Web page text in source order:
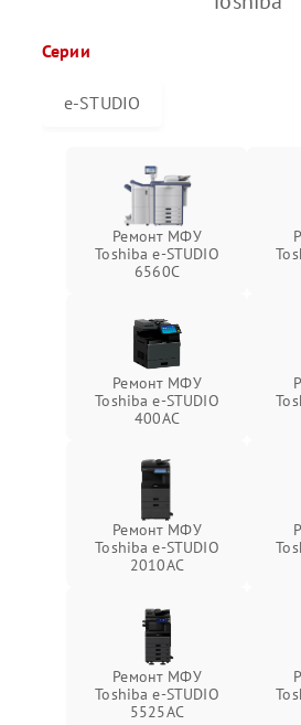
Серии
e-STUDIO
Ремонт МФУ
Toshiba e-STUDIO
6560C
Ремонт МФУ
Toshiba e-STUDIO
400AC
Ремонт МФУ
Toshiba e-STUDIO
2010AC
Ремонт МФУ
Toshiba e-STUDIO
5525AC